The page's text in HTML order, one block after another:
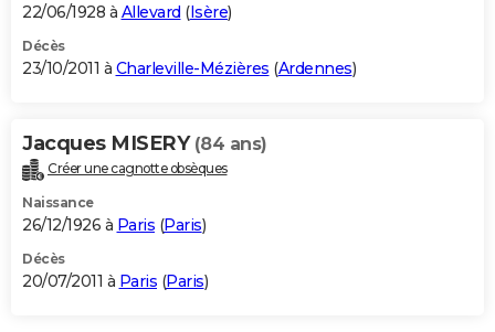
22/06/1928 à Allevard (Isère)
Décès
23/10/2011 à Charleville-Mézières (Ardennes)
Jacques MISERY (84 ans)
Créer une cagnotte obsèques
Naissance
26/12/1926 à Paris (Paris)
Décès
20/07/2011 à Paris (Paris)